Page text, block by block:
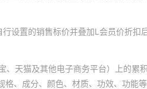
设置的销售标价并叠加L会员价折扣
、天猫及其他电子商务平台）上的累
格、成分、颜色、材质、功效、功能